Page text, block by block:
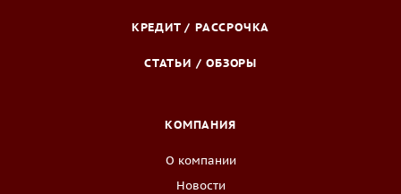
КРЕДИТ / РАССРОЧКА
СТАТЬИ / ОБЗОРЫ
КОМПАНИЯ
О компании
Новости